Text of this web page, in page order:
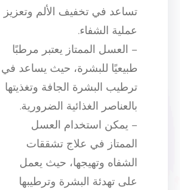
تساعد في تخفيف الألم وتعزيز
عملية الشفاء.
– العسل الممتاز يعتبر مرطبًا
طبيعيًا للبشرة، حيث يساعد في
ترطيب البشرة الجافة وتغذيتها
بالعناصر الغذائية الضرورية.
– يمكن استخدام العسل
الممتاز في علاج تشققات
الشفاه وتهيجها، حيث يعمل
على تهدئة البشرة وترطيبها